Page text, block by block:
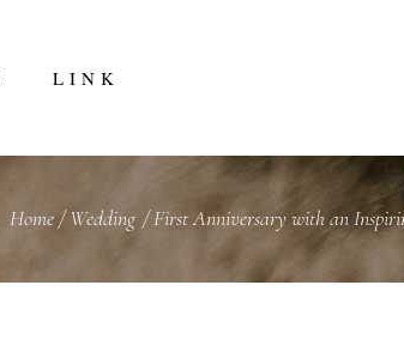
LINK
Home/Wedding/First Anniversary with an